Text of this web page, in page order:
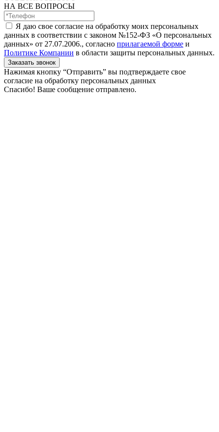
НА ВСЕ ВОПРОСЫ
Я даю свое согласие на обработку моих персональных
данных в соответствии с законом №152-ФЗ «О персональных
данных» от 27.07.2006., согласно прилагаемой форме и
Политике Компании в области защиты персональных данных.
Заказать звонок
Нажимая кнопку “Отправить” вы подтверждаете свое
согласие на обработку персональных данных
Спасибо! Ваше сообщение отправлено.